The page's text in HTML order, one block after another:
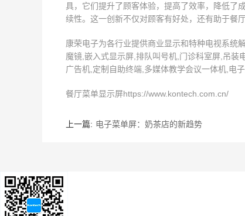
具，它们提升了顾客体验，提高了效率，降低了
续性。这一创新不仅对顾客有好处，还有助于餐
康荣电子为各行业提供商业显示和特种电视系统
魔镜,嵌入式显示屏,排队叫号机,门诊科室屏,吊装
广告机,定制自助终端,多媒体教学会议一体机,电
餐厅菜单显示屏https://www.kontech.com.cn/
上一篇: 电子菜单屏：奶茶店的新趋势